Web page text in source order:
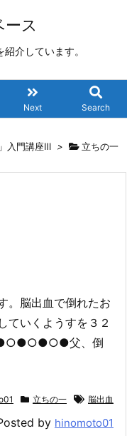
ース
介しています。
Next Search
入門講座Ⅲ > 立ちの一
。脳出血で倒れたお
ていくようすを３２
父、倒
立ちの一 脳出血
by hinomoto01